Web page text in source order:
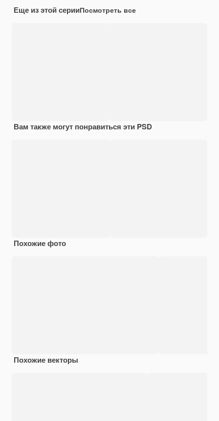
Еще из этой серииПосмотреть все
Вам также могут понравиться эти PSD
Похожие фото
Похожие векторы